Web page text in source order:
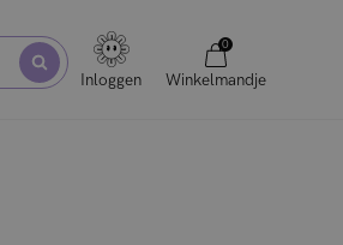
Inloggen
0
Winkelmandje